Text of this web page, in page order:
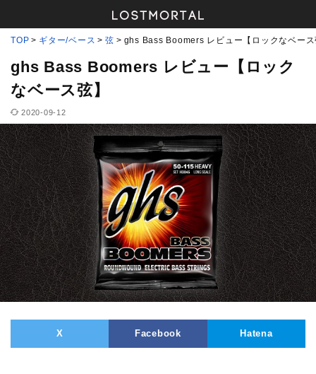
TOP ギター/ベース 弦 ghs Bass Boomers レビュー【ロックなベー
ghs Bass Boomers レビュー【ロック
なベース弦】
2020-09-12
X Facebook Hatena